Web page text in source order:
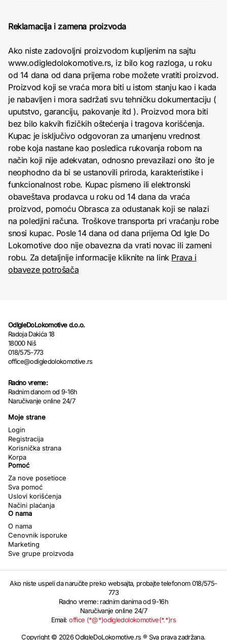
Reklamacija i zamena proizvoda
Ako niste zadovoljni proizvodom kupljenim na sajtu
www.odigledolokomotive.rs, iz bilo kog razloga, u roku
od 14 dana od dana prijema robe možete vratiti proizvod.
Proizvod koji se vraća mora biti u istom stanju kao i kada
je nabavljen i mora sadržati svu tehničku dokumentaciju (
uputstvo, garanciju, pakovanje itd ). Proizvod mora biti
bez bilo kakvih fizičkih oštećenja i tragova korišćenja.
Kupac je isključivo odgovoran za umanjenu vrednost
robe koja nastane kao posledica rukovanja robom na
način koji nije adekvatan, odnosno prevazilazi ono što je
neophodno da bi se ustanovili priroda, karakteristike i
funkcionalnost robe. Kupac pismeno ili elektronski
obaveštava prodavca u roku od 14 dana da vraća
proizvod, pomoću Obrasca za odustanak koji se nalazi
na poledjini računa. Troškove transporta pri vraćanju robe
snosi kupac. Posle 14 dana od dana prijema Od Igle Do
Lokomotive doo nije obavezna da vrati novac ili zameni
robu. Za detaljnije informacije kliknite na link Prava i
obaveze potrošača
OdIgleDoLokomotive d.o.o.
Radoja Dakića 18
18000 Niš
018/575-773
office@odigledolokomotive.rs
Radno vreme:
Radnim danom od 9-16h
Naručivanje online 24/7
Moje strane
Login
Registracija
Korisnička strana
Korpa
Pomoć
Za nove posetioce
Sva pomoć
Uslovi korišćenja
Načini plaćanja
O nama
O nama
Cenovnik isporuke
Marketing
Sve grupe proizvoda
Ako niste uspeli da naručite preko websajta, probajte telefonom 018/575-
773
Radno vreme: radnim danima od 9-16h
Naručivanje online 24/7
Email:office (*@*)odigledolokomotive(*.*)rs
Copyright © 2026 OdIgleDoLokomotive.rs ® Sva prava zadržana.